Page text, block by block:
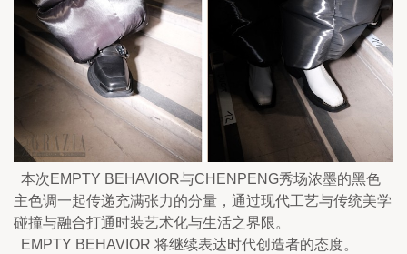
本次EMPTY BEHAVIOR与CHENPENG秀场浓墨的黑色
主色调一起传递充满张力的分量，通过现代工艺与传统美学
碰撞与融合打通时装艺术化与生活之界限。
EMPTY BEHAVIOR 将继续表达时代创造者的态度。